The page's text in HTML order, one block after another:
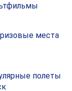
места
полеты